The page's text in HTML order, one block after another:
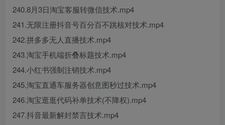
240.8月3日淘宝客服转微信技术.mp4
241.无限注册抖音号百分百不跳核对技术.mp4
242.拼多多无人直播技术.mp4
243.淘宝手机端折叠标题技术.mp4
244.小红书强制注销技术.mp4
245.淘宝直通车服务器创意图秒过技术.mp4
246.淘宝逛逛代码补单技术(不降权).mp4
247.抖音最新解封禁言技术.mp4